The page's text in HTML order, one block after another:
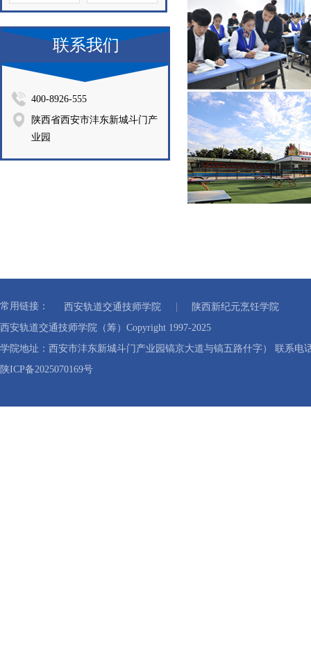
联系我们
400-8926-555
陕西省西安市沣东新城斗门产
业园
常用链接： 西安轨道交通技师学院
陕西新纪元烹饪学院
西安轨道交通技师学院（筹）Copyright 1997-2025
学院地址：西安市沣东新城斗门产业园镐京大道与镐五路什字） 联系电
陕ICP备2025070169号